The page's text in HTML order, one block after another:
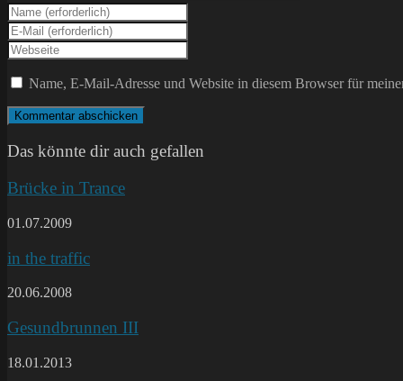
Gib
deinen
Namen
oder
Benutzernamen
zum
Kommentieren
ein
Gib
deine
E-
Mail-
Adresse
zum
Kommentieren
ein
Gib
deine
Website-
ein
(optional)
Name, E-Mail-Adresse und Website in diesem Browser für
Das könnte dir auch gefallen
Brücke in Trance
01.07.2009
in the traffic
20.06.2008
Gesundbrunnen III
18.01.2013